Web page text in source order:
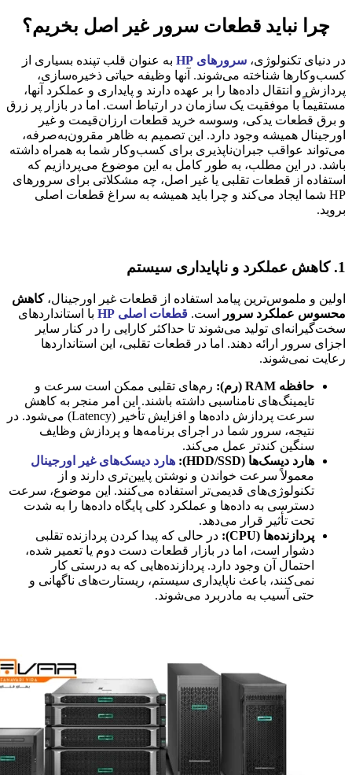
چرا نباید قطعات سرور غیر اصل بخریم؟
در دنیای تکنولوژی، سرورهای HP
به عنوان قلب تپنده بسیاری از
کسب‌وکارها شناخته می‌شوند. آنها وظیفه حیاتی ذخیره‌سازی،
پردازش و انتقال داده‌ها را بر عهده دارند و پایداری و عملکرد آنها،
مستقیماً با موفقیت یک سازمان در ارتباط است. اما در بازار پر زرق
و برق قطعات یدکی، وسوسه خرید قطعات ارزان‌قیمت و غیر
اورجینال همیشه وجود دارد. این تصمیم به ظاهر مقرون‌به‌صرفه،
می‌تواند عواقب جبران‌ناپذیری برای کسب‌وکار شما به همراه داشته
باشد. در این مطلب، به طور کامل به این موضوع می‌پردازیم که
استفاده از قطعات تقلبی یا غیر اصل، چه مشکلاتی برای سرورهای
HP شما ایجاد می‌کند و چرا باید همیشه به سراغ قطعات اصلی
بروید.
1. کاهش عملکرد و ناپایداری سیستم
اولین و ملموس‌ترین پیامد استفاده از قطعات غیر اورجینال،کاهش
محسوس عملکرد سرور
است. قطعات اصلی HP
با استانداردهای
سخت‌گیرانه‌ای تولید می‌شوند تا حداکثر کارایی را در کنار سایر
اجزای سرور ارائه دهند. اما در قطعات تقلبی، این استانداردها
رعایت نمی‌شوند.
حافظه RAM (رم):
رم‌های تقلبی ممکن است سرعت و
تایمینگ‌های نامناسبی داشته باشند. این امر منجر به کاهش
سرعت پردازش داده‌ها و افزایش تأخیر (Latency) می‌شود. در
نتیجه، سرور شما در اجرای برنامه‌ها و پردازش وظایف
سنگین کندتر عمل می‌کند.
هارد دیسک‌ها (HDD/SSD):
هارد دیسک‌های غیر اورجینال
معمولاً سرعت خواندن و نوشتن پایین‌تری دارند و از
تکنولوژی‌های قدیمی‌تر استفاده می‌کنند. این موضوع، سرعت
دسترسی به داده‌ها و عملکرد کلی پایگاه داده‌ها را به شدت
تحت تأثیر قرار می‌دهد.
پردازنده‌ها (CPU):
در حالی که پیدا کردن پردازنده تقلبی
دشوار است، اما در بازار قطعات دست دوم یا تعمیر شده،
احتمال آن وجود دارد. پردازنده‌هایی که به درستی کار
نمی‌کنند، باعث ناپایداری سیستم، ریستارت‌های ناگهانی و
حتی آسیب به مادربرد می‌شوند.